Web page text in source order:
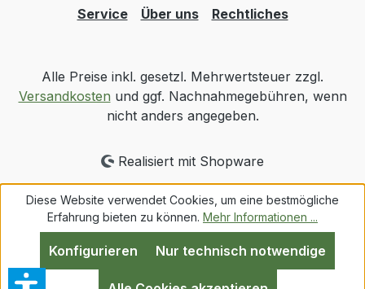
Service Über uns Rechtliches
Alle Preise inkl. gesetzl. Mehrwertsteuer zzgl.
Versandkosten und ggf. Nachnahmegebühren, wenn
nicht anders angegeben.
Realisiert mit Shopware
Diese Website verwendet Cookies, um eine bestmögliche
Erfahrung bieten zu können. Mehr Informationen ...
Nur technisch notwendige
Konfigurieren